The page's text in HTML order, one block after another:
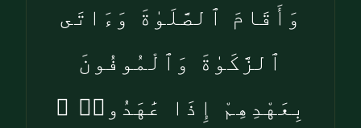
وَأَقَامَ ٱلصَّلَوٰةَ وَءَاتَى
ٱلزَّكَوٰةَ وَٱلْمُوفُونَ
بِعَهْدِهِمْ إِذَا عَٰهَدُوا۟ ۖ